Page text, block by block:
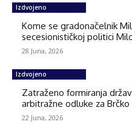
Izdvojeno
Kome se gradonačelnik
secesionističkoj politici
28 Juna, 2026
Izdvojeno
Zatraženo formiranja
arbitražne odluke za Brčko
22 Juna, 2026